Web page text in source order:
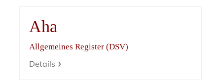
Aha
Allgemeines Register (DSV)
Details